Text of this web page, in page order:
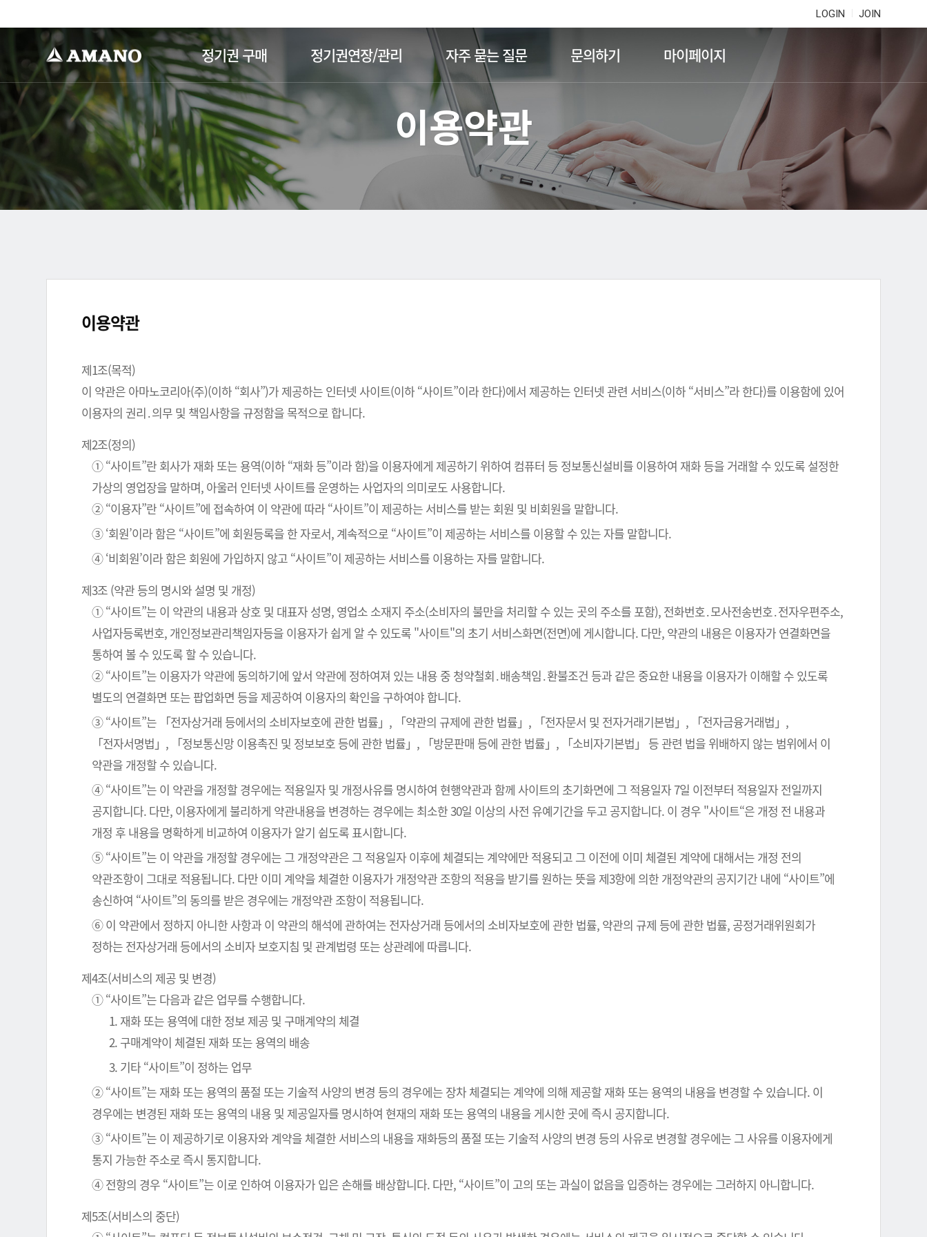
LOGIN JOIN
정기권 구매 정기권연장/관리 자주 묻는 질문 문의하기 마이페이지
이용약관
이용약관
제1조(목적)
이 약관은 아마노코리아(주)(이하 “회사”)가 제공하는 인터넷 사이트(이하 “사이트”이라 한다)에서 제공하는 인터넷 관련 서비스(이하 “서비스”라 한다)를 이용함에 있어
이용자의 권리․의무 및 책임사항을 규정함을 목적으로 합니다.
제2조(정의)
① “사이트”란 회사가 재화 또는 용역(이하 “재화 등”이라 함)을 이용자에게 제공하기 위하여 컴퓨터 등 정보통신설비를 이용하여 재화 등을 거래할 수 있도록 설정한
가상의 영업장을 말하며, 아울러 인터넷 사이트를 운영하는 사업자의 의미로도 사용합니다.
② “이용자”란 “사이트”에 접속하여 이 약관에 따라 “사이트”이 제공하는 서비스를 받는 회원 및 비회원을 말합니다.
③ ‘회원’이라 함은 “사이트”에 회원등록을 한 자로서, 계속적으로 “사이트”이 제공하는 서비스를 이용할 수 있는 자를 말합니다.
④ ‘비회원’이라 함은 회원에 가입하지 않고 “사이트”이 제공하는 서비스를 이용하는 자를 말합니다.
제3조 (약관 등의 명시와 설명 및 개정)
① “사이트”는 이 약관의 내용과 상호 및 대표자 성명, 영업소 소재지 주소(소비자의 불만을 처리할 수 있는 곳의 주소를 포함), 전화번호․모사전송번호․전자우편주소,
사업자등록번호, 개인정보관리책임자등을 이용자가 쉽게 알 수 있도록 "사이트"의 초기 서비스화면(전면)에 게시합니다. 다만, 약관의 내용은 이용자가 연결화면을
통하여 볼 수 있도록 할 수 있습니다.
② “사이트”는 이용자가 약관에 동의하기에 앞서 약관에 정하여져 있는 내용 중 청약철회․배송책임․환불조건 등과 같은 중요한 내용을 이용자가 이해할 수 있도록
별도의 연결화면 또는 팝업화면 등을 제공하여 이용자의 확인을 구하여야 합니다.
③ “사이트”는 「전자상거래 등에서의 소비자보호에 관한 법률」, 「약관의 규제에 관한 법률」, 「전자문서 및 전자거래기본법」, 「전자금융거래법」,
「전자서명법」, 「정보통신망 이용촉진 및 정보보호 등에 관한 법률」, 「방문판매 등에 관한 법률」, 「소비자기본법」 등 관련 법을 위배하지 않는 범위에서 이
약관을 개정할 수 있습니다.
④ “사이트”는 이 약관을 개정할 경우에는 적용일자 및 개정사유를 명시하여 현행약관과 함께 사이트의 초기화면에 그 적용일자 7일 이전부터 적용일자 전일까지
공지합니다. 다만, 이용자에게 불리하게 약관내용을 변경하는 경우에는 최소한 30일 이상의 사전 유예기간을 두고 공지합니다. 이 경우 "사이트“은 개정 전 내용과
개정 후 내용을 명확하게 비교하여 이용자가 알기 쉽도록 표시합니다.
⑤ “사이트”는 이 약관을 개정할 경우에는 그 개정약관은 그 적용일자 이후에 체결되는 계약에만 적용되고 그 이전에 이미 체결된 계약에 대해서는 개정 전의
약관조항이 그대로 적용됩니다. 다만 이미 계약을 체결한 이용자가 개정약관 조항의 적용을 받기를 원하는 뜻을 제3항에 의한 개정약관의 공지기간 내에 “사이트”에
송신하여 “사이트”의 동의를 받은 경우에는 개정약관 조항이 적용됩니다.
⑥ 이 약관에서 정하지 아니한 사항과 이 약관의 해석에 관하여는 전자상거래 등에서의 소비자보호에 관한 법률, 약관의 규제 등에 관한 법률, 공정거래위원회가
정하는 전자상거래 등에서의 소비자 보호지침 및 관계법령 또는 상관례에 따릅니다.
제4조(서비스의 제공 및 변경)
① “사이트”는 다음과 같은 업무를 수행합니다.
1. 재화 또는 용역에 대한 정보 제공 및 구매계약의 체결
2. 구매계약이 체결된 재화 또는 용역의 배송
3. 기타 “사이트”이 정하는 업무
② “사이트”는 재화 또는 용역의 품절 또는 기술적 사양의 변경 등의 경우에는 장차 체결되는 계약에 의해 제공할 재화 또는 용역의 내용을 변경할 수 있습니다. 이
경우에는 변경된 재화 또는 용역의 내용 및 제공일자를 명시하여 현재의 재화 또는 용역의 내용을 게시한 곳에 즉시 공지합니다.
③ “사이트”는 이 제공하기로 이용자와 계약을 체결한 서비스의 내용을 재화등의 품절 또는 기술적 사양의 변경 등의 사유로 변경할 경우에는 그 사유를 이용자에게
통지 가능한 주소로 즉시 통지합니다.
④ 전항의 경우 “사이트”는 이로 인하여 이용자가 입은 손해를 배상합니다. 다만, “사이트”이 고의 또는 과실이 없음을 입증하는 경우에는 그러하지 아니합니다.
제5조(서비스의 중단)